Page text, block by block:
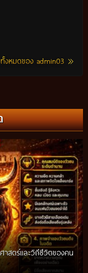
งหมดของ admin03
าสตร์และวิถีชีวิตของคน